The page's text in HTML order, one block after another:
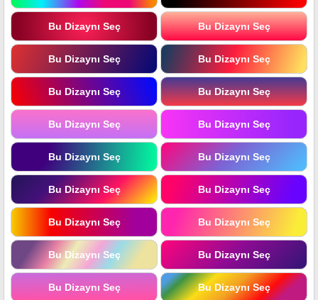
Bu Dizaynı Seç Bu Dizaynı Seç
Bu Dizaynı Seç Bu Dizaynı Seç
Bu Dizaynı Seç Bu Dizaynı Seç
Bu Dizaynı Seç Bu Dizaynı Seç
Bu Dizaynı Seç Bu Dizaynı Seç
Bu Dizaynı Seç Bu Dizaynı Seç
Bu Dizaynı Seç Bu Dizaynı Seç
Bu Dizaynı Seç Bu Dizaynı Seç
Bu Dizaynı Seç Bu Dizaynı Seç